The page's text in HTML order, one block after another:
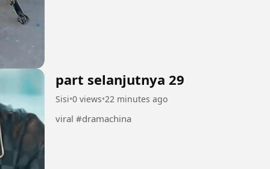
part selanjutnya 29
Sisi•0 views•22 minutes ago
viral #dramachina